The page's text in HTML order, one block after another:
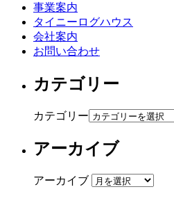
事業案内
タイニーログハウス
会社案内
お問い合わせ
カテゴリー
カテゴリー
アーカイブ
アーカイブ